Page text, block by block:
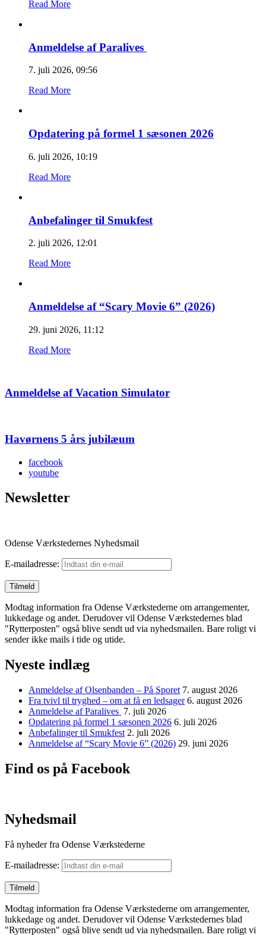
Read More
Anmeldelse af Paralives
7. juli 2026, 09:56
Read More
Opdatering på formel 1 sæsonen 2026
6. juli 2026, 10:19
Read More
Anbefalinger til Smukfest
2. juli 2026, 12:01
Read More
Anmeldelse af “Scary Movie 6” (2026)
29. juni 2026, 11:12
Read More
Anmeldelse af Vacation Simulator
Havørnens 5 års jubilæum
facebook
youtube
Newsletter
Odense Værkstedernes Nyhedsmail
E-mailadresse:
Modtag information fra Odense Værkstederne om arrangementer,
lukkedage og andet. Derudover vil Odense Værkstedernes blad
"Rytterposten" også blive sendt ud via nyhedsmailen. Bare roligt vi
sender ikke mails i tide og utide.
Nyeste indlæg
Anmeldelse af Olsenbanden – På Sporet 7. august 2026
Fra tvivl til tryghed – om at få en ledsager 6. august 2026
Anmeldelse af Paralives 7. juli 2026
Opdatering på formel 1 sæsonen 2026 6. juli 2026
Anbefalinger til Smukfest 2. juli 2026
Anmeldelse af “Scary Movie 6” (2026) 29. juni 2026
Find os på Facebook
Nyhedsmail
Få nyheder fra Odense Værkstederne
E-mailadresse:
Modtag information fra Odense Værkstederne om arrangementer,
lukkedage og andet. Derudover vil Odense Værkstedernes blad
"Rytterposten" også blive sendt ud via nyhedsmailen. Bare roligt vi